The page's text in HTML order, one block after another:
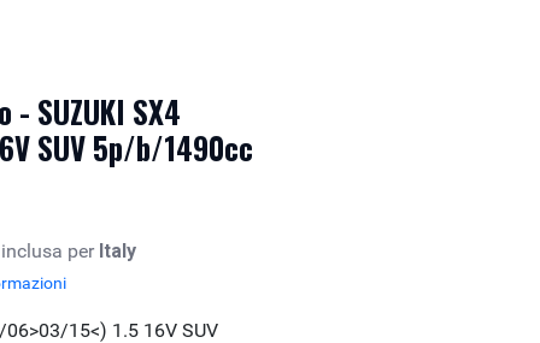
SUZUKI SX4
SUV 5p/b/1490cc
per Italy
15<) 1.5 16V SUV